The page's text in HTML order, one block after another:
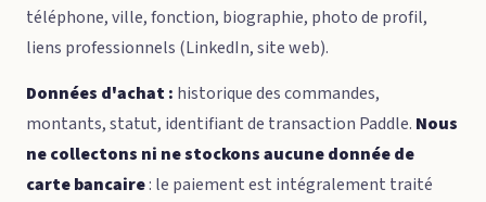
téléphone, ville, fonction, biographie, photo de profil,
liens professionnels (LinkedIn, site web).
Données d'achat : historique des commandes,
montants, statut, identifiant de transaction Paddle. Nous
ne collectons ni ne stockons aucune donnée de
carte bancaire: le paiement est intégralement traité